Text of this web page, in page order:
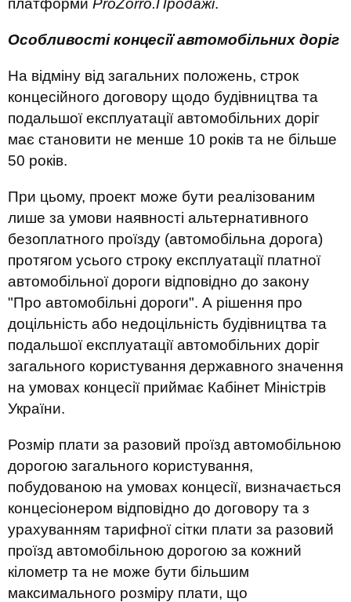
платформи ProZorro.Продажі.
Особливості концесії автомобільних доріг
На відміну від загальних положень, строк
концесійного договору щодо будівництва та
подальшої експлуатації автомобільних доріг
має становити не менше 10 років та не більше
50 років.
При цьому, проект може бути реалізованим
лише за умови наявності альтернативного
безоплатного проїзду (автомобільна дорога)
протягом усього строку експлуатації платної
автомобільної дороги відповідно до закону
"Про автомобільні дороги". А рішення про
доцільність або недоцільність будівництва та
подальшої експлуатації автомобільних доріг
загального користування державного значення
на умовах концесії приймає Кабінет Міністрів
України.
Розмір плати за разовий проїзд автомобільною
дорогою загального користування,
побудованою на умовах концесії, визначається
концесіонером відповідно до договору та з
урахуванням тарифної сітки плати за разовий
проїзд автомобільною дорогою за кожний
кілометр та не може бути більшим
максимального розміру плати, що